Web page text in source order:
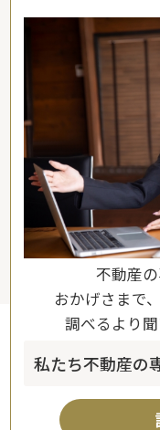
不動産
おかげさまで
調べるより
私たち不動産の